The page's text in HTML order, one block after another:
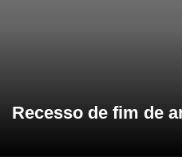
Recesso de fim de